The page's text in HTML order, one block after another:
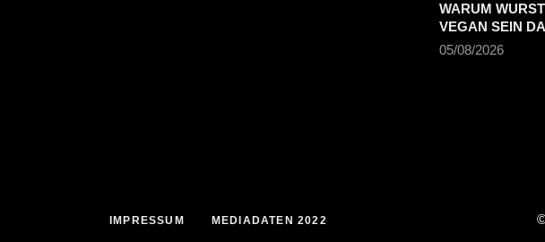
WARUM
VEGAN SEIN
05/08/2026
IMPRESSUM MEDIADATEN 2022